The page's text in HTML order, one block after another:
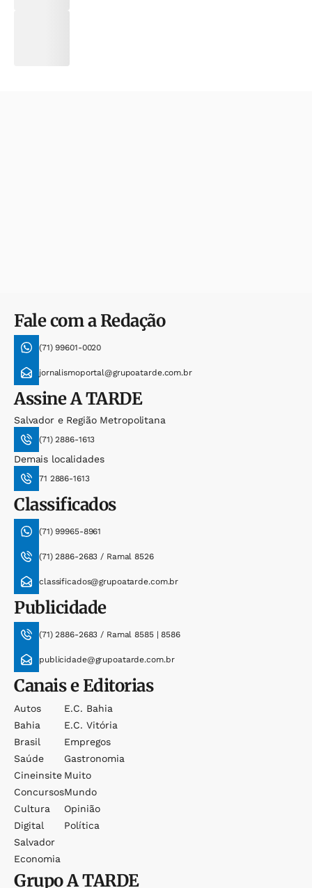
Fale com a Redação
(71) 99601-0020
jornalismoportal@grupoatarde.com.br
AssineA TARDE
Salvador e Região Metropolitana
(71) 2886-1613
Demais localidades
71 2886-1613
Classificados
(71) 99965-8961
(71) 2886-2683 / Ramal 8526
classificados@grupoatarde.com.br
Publicidade
(71) 2886-2683 / Ramal 8585 | 8586
publicidade@grupoatarde.com.br
Canais e Editorias
Autos
Bahia
Brasil
Saúde
Cineinsite
Concursos
Cultura
Digital
Salvador
Economia
E.c. Bahia
E.c. Vitória
Empregos
Gastronomia
Muito
Mundo
Opinião
Política
GrupoA TARDE